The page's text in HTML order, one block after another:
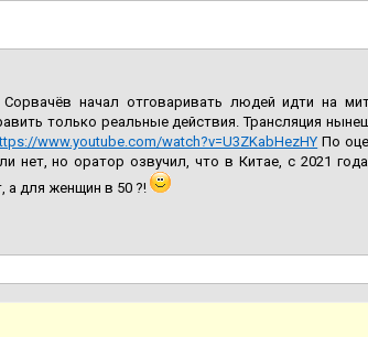
начал отговаривать людей идти на
только реальные действия. Трансляция
www.youtube.com/watch?v=U3ZKabHezHY По
нет, но оратор озвучил, что в Китае, с 2021
а для женщин в 50 ?!